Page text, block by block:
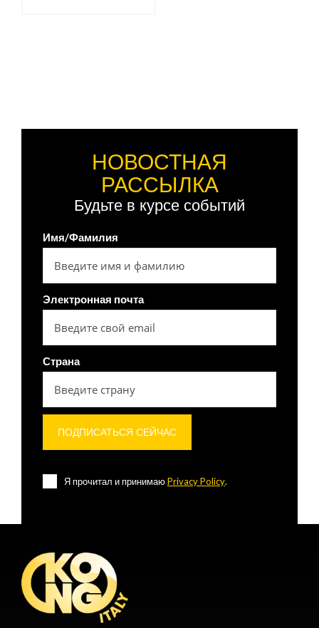
НОВОСТНАЯ
РАССЫЛКА
Будьте в курсе событий
Имя/Фамилия
Электронная почта
Страна
Я прочитал и принимаюPrivacy Policy.